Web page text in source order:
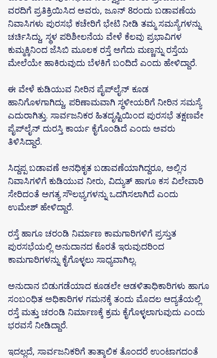
ವರದಿಗೆ ಪ್ರತಿಕ್ರಿಯಿಸಿದ ಅವರು, ಜೂನ್ 8ರಂದು ಬಡಾವಣೆಯ
ನಿವಾಸಿಗಳು ಪುರಸಭೆ ಕಚೇರಿಗೆ ಭೇಟಿ ನೀಡಿ ತಮ್ಮ ಸಮಸ್ಯೆಗಳನ್ನು
ಚರ್ಚಿಸಿದ್ದು, ಸ್ಥಳ ಪರಿಶೀಲನೆಯ ವೇಳೆ ಕೆಲವು ಪ್ರಭಾವಿಗಳ
ಕುಮ್ಮಕ್ಕಿನಿಂದ ಜೆಸಿಬಿ ಮೂಲಕ ರಸ್ತೆ ಅಗೆದು ಮಣ್ಣನ್ನು ರಸ್ತೆಯ
ಮೇಲೆಯೇ ಹಾಕಿರುವುದು ಬೆಳಕಿಗೆ ಬಂದಿದೆ ಎಂದು ಹೇಳಿದ್ದಾರೆ.
ಈ ವೇಳೆ ಕುಡಿಯುವ ನೀರಿನ ಪೈಪ್‌ಲೈನ್ ಕೂಡ
ಹಾನಿಗೊಳಗಾಗಿದ್ದು, ಪರಿಣಾಮವಾಗಿ ಸ್ಥಳೀಯರಿಗೆ ನೀರಿನ ಸಮಸ್ಯೆ
ಎದುರಾಗಿತ್ತು. ಸಾರ್ವಜನಿಕರ ಹಿತದೃಷ್ಟಿಯಿಂದ ಪುರಸಭೆ ತಕ್ಷಣವೇ
ಪೈಪ್‌ಲೈನ್ ದುರಸ್ತಿ ಕಾರ್ಯ ಕೈಗೊಂಡಿದೆ ಎಂದು ಅವರು
ತಿಳಿಸಿದ್ದಾರೆ.
ಸಿದ್ದಪ್ಪ ಬಡಾವಣೆ ಅನಧಿಕೃತ ಬಡಾವಣೆಯಾಗಿದ್ದರೂ, ಅಲ್ಲಿನ
ನಿವಾಸಿಗಳಿಗೆ ಕುಡಿಯುವ ನೀರು, ವಿದ್ಯುತ್ ಹಾಗೂ ಕಸ ವಿಲೇವಾರಿ
ಸೇರಿದಂತೆ ಅಗತ್ಯ ಸೌಲಭ್ಯಗಳನ್ನು ಒದಗಿಸಲಾಗಿದೆ ಎಂದು
ಉಮೇಶ್ ಹೇಳಿದ್ದಾರೆ.
ರಸ್ತೆ ಹಾಗೂ ಚರಂಡಿ ನಿರ್ಮಾಣ ಕಾಮಗಾರಿಗಳಿಗೆ ಪ್ರಸ್ತುತ
ಪುರಸಭೆಯಲ್ಲಿ ಅನುದಾನದ ಕೊರತೆ ಇರುವುದರಿಂದ
ಕಾಮಗಾರಿಗಳನ್ನು ಕೈಗೊಳ್ಳಲು ಸಾಧ್ಯವಾಗಿಲ್ಲ.
ಅನುದಾನ ಬಿಡುಗಡೆಯಾದ ಕೂಡಲೇ ಆಡಳಿತಾಧಿಕಾರಿಗಳು ಹಾಗೂ
ಸಂಬಂಧಿತ ಅಧಿಕಾರಿಗಳ ಗಮನಕ್ಕೆ ತಂದು ಮೊದಲ ಆದ್ಯತೆಯಲ್ಲಿ
ರಸ್ತೆ ಮತ್ತು ಚರಂಡಿ ನಿರ್ಮಾಣಕ್ಕೆ ಕ್ರಮ ಕೈಗೊಳ್ಳಲಾಗುವುದು ಎಂದು
ಭರವಸೆ ನೀಡಿದ್ದಾರೆ.
ಇದಲ್ಲದೆ, ಸಾರ್ವಜನಿಕರಿಗೆ ತಾತ್ಕಾಲಿಕ ತೊಂದರೆ ಉಂಟಾಗದಂತೆ